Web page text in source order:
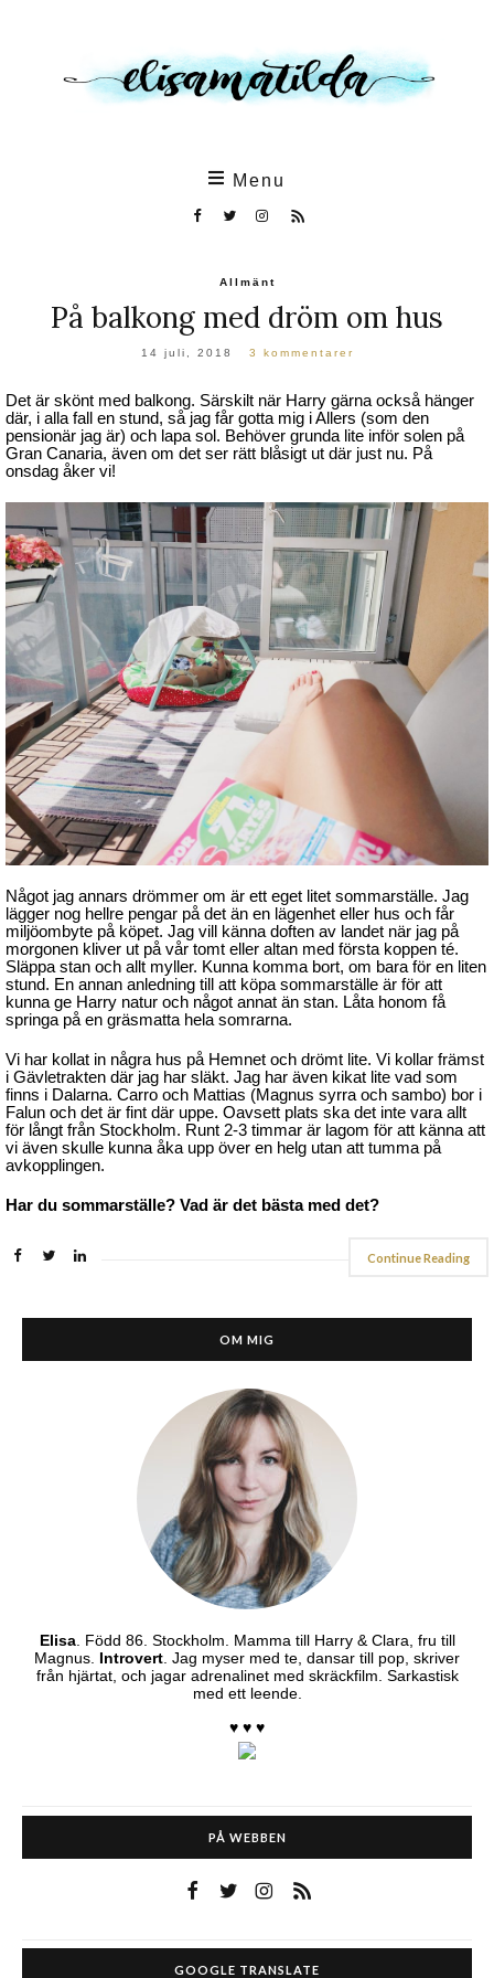
Menu
Allmänt
På balkong med dröm om hus
14 juli, 2018 3 kommentarer
Det är skönt med balkong. Särskilt när Harry gärna också hänger
där, i alla fall en stund, så jag får gotta mig i Allers (som den
pensionär jag är) och lapa sol. Behöver grunda lite inför solen på
Gran Canaria, även om det ser rätt blåsigt ut där just nu. På
onsdag åker vi!
Något jag annars drömmer om är ett eget litet sommarställe. Jag
lägger nog hellre pengar på det än en lägenhet eller hus och får
miljöombyte på köpet. Jag vill känna doften av landet när jag på
morgonen kliver ut på vår tomt eller altan med första koppen té.
Släppa stan och allt myller. Kunna komma bort, om bara för en liten
stund. En annan anledning till att köpa sommarställe är för att
kunna ge Harry natur och något annat än stan. Låta honom få
springa på en gräsmatta hela somrarna.
Vi har kollat in några hus på Hemnet och drömt lite. Vi kollar främst
i Gävletrakten där jag har släkt. Jag har även kikat lite vad som
finns i Dalarna. Carro och Mattias (Magnus syrra och sambo) bor i
Falun och det är fint där uppe. Oavsett plats ska det inte vara allt
för långt från Stockholm. Runt 2-3 timmar är lagom för att känna att
vi även skulle kunna åka upp över en helg utan att tumma på
avkopplingen.
Har du sommarställe? Vad är det bästa med det?
Continue Reading
OM MIG
Elisa. Född 86. Stockholm. Mamma till Harry & Clara, fru till
Magnus. Introvert. Jag myser med te, dansar till pop, skriver
från hjärtat, och jagar adrenalinet med skräckfilm. Sarkastisk
med ett leende.
♥ ♥ ♥
PÅ WEBBEN
GOOGLE TRANSLATE